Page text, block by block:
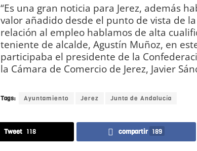
“Es una gran noticia para Jerez, además
valor añadido desde el punto de vista de
relación al empleo hablamos de alta
teniente de alcalde, Agustín Muñoz, en
participaba el presidente de la
la Cámara de Comercio de Jerez, Javier
Tags: Ayuntamiento Jerez Junta de Andalucía
Tweet 118 compartir 189